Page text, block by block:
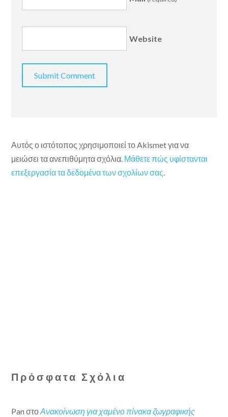
Website
Αυτός ο ιστότοπος χρησιμοποιεί το Akismet για να
μειώσει τα ανεπιθύμητα σχόλια. Μάθετε πώς υφίστανται
επεξεργασία τα δεδομένα των σχολίων σας.
Πρόσφατα Σχόλια
Pan στοΑνακοίνωση για χαμένο πίνακα ζωγραφικής